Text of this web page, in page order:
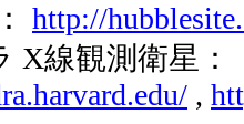
http://
X線観測衛星：
,